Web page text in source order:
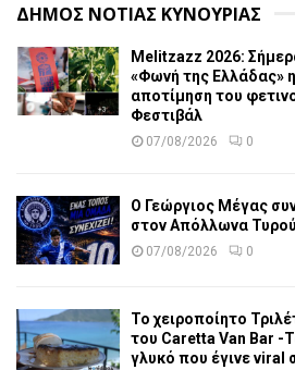
ΔΗΜΟΣ ΝΟΤΙΑΣ ΚΥΝΟΥΡΙΑΣ
Melitzazz 2026:
«Φωνή της Ελλάδας» η
αποτίμηση του
Φεστιβάλ
07/08/2026 0
Ο Γεώργιος Μέγας
στον Απόλλωνα
07/08/2026 0
Το χειροποίητο
του Caretta Van Bar -
γλυκό που έγινε viral